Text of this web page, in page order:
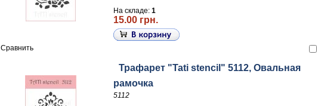
На складе: 1
15.00 грн.
Сравнить
Трафарет "Tati stencil" 5112, Овальная
рамочка
5112